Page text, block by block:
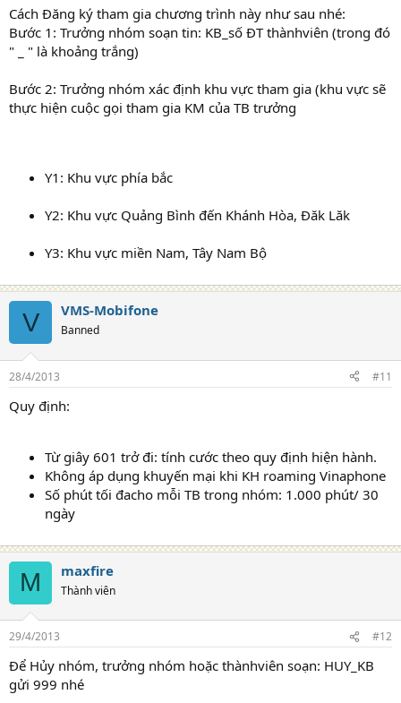
Cách Đăng ký tham gia chương trình này như sau nhé:
Bước 1: Trưởng nhóm soạn tin: KB_số ĐT thànhviên (trong đó
" _ " là khoảng trắng)
Bước 2: Trưởng nhóm xác định khu vực tham gia (khu vực sẽ
thực hiện cuộc gọi tham gia KM của TB trưởng
Y1: Khu vực phía bắc
Y2: Khu vực Quảng Bình đến Khánh Hòa, Đăk Lăk
Y3: Khu vực miền Nam, Tây Nam Bộ
V VMS-Mobifone
Banned
28/4/2013 #11
Quy định:
Từ giây 601 trở đi: tính cước theo quy định hiện hành.
Không áp dụng khuyến mại khi KH roaming Vinaphone
Số phút tối đacho mỗi TB trong nhóm: 1.000 phút/ 30
ngày
M maxfire
Thành viên
29/4/2013 #12
Để Hủy nhóm, trưởng nhóm hoặc thànhviên soạn: HUY_KB
gửi 999 nhé